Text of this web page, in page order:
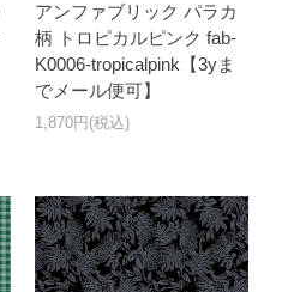
アンファブリック パラカ
柄 トロピカルピンク fab-
K0006-tropicalpink【3yま
でメール便可】
1,870円(税込)